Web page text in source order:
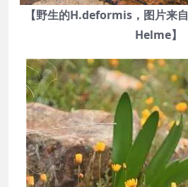
【野生的H.deformis，图片来
Helme】